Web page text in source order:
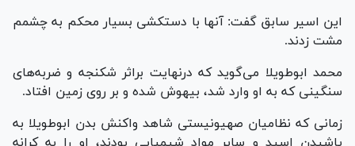
این اسیر سابق گفت: آنها با دستکشی بسیار محکم به چشمم
مشت زدند.
محمد ابوطویلا می‌گوید که درنهایت براثر شکنجه و ضربه‌های
سنگینی که به او وارد شد، بیهوش شده و بر روی زمین افتاد.
زمانی که نظامیان صهیونیستی شاهد واکنش بدن ابوطویلا به